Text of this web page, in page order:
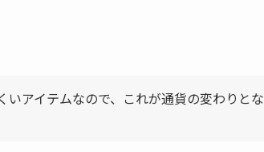
いアイテムなので、これが通貨の変わりとな